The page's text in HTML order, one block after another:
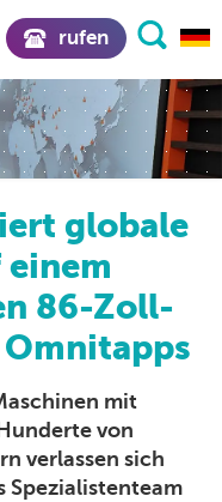
rufen
globale
86-Zoll-
mit
von
verlassen sich
Spezialistenteam